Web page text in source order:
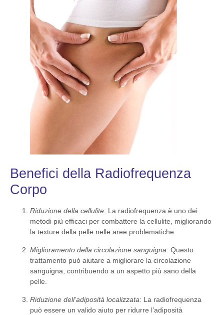
Benefici della Radiofrequenza
Corpo
Riduzione della cellulite: La radiofrequenza è uno dei
metodi più efficaci per combattere la cellulite, migliorando
la texture della pelle nelle aree problematiche.
Miglioramento della circolazione sanguigna: Questo
trattamento può aiutare a migliorare la circolazione
sanguigna, contribuendo a un aspetto più sano della
pelle.
Riduzione dell’adiposità localizzata: La radiofrequenza
può essere un valido aiuto per ridurre l’adiposità